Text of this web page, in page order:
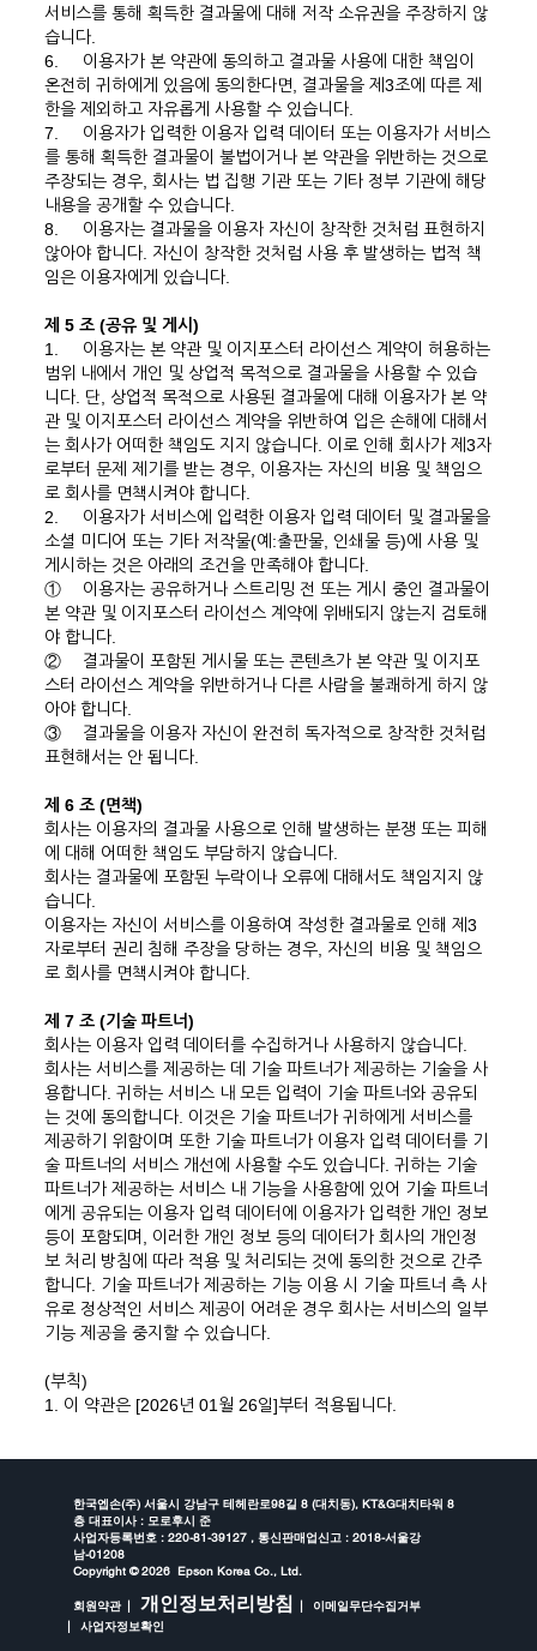
서비스를 통해 획득한 결과물에 대해 저작 소유권을 주장하지 않
습니다.
6.
이용자가 본 약관에 동의하고 결과물 사용에 대한 책임이
온전히 귀하에게 있음에 동의한다면, 결과물을 제3조에 따른 제
한을 제외하고 자유롭게 사용할 수 있습니다.
7.
이용자가 입력한 이용자 입력 데이터 또는 이용자가 서비스
를 통해 획득한 결과물이 불법이거나 본 약관을 위반하는 것으로
주장되는 경우, 회사는 법 집행 기관 또는 기타 정부 기관에 해당
내용을 공개할 수 있습니다.
8.
이용자는 결과물을 이용자 자신이 창작한 것처럼 표현하지
않아야 합니다. 자신이 창작한 것처럼 사용 후 발생하는 법적 책
임은 이용자에게 있습니다.
제 5 조 (공유 및 게시)
1.
이용자는 본 약관 및 이지포스터 라이선스 계약이 허용하는
범위 내에서 개인 및 상업적 목적으로 결과물을 사용할 수 있습
니다. 단, 상업적 목적으로 사용된 결과물에 대해 이용자가 본 약
관 및 이지포스터 라이선스 계약을 위반하여 입은 손해에 대해서
는 회사가 어떠한 책임도 지지 않습니다. 이로 인해 회사가 제3자
로부터 문제 제기를 받는 경우, 이용자는 자신의 비용 및 책임으
로 회사를 면책시켜야 합니다.
2.
이용자가 서비스에 입력한 이용자 입력 데이터 및 결과물을
소셜 미디어 또는 기타 저작물(예:출판물, 인쇄물 등)에 사용 및
게시하는 것은 아래의 조건을 만족해야 합니다.
①
이용자는 공유하거나 스트리밍 전 또는 게시 중인 결과물이
본 약관 및 이지포스터 라이선스 계약에 위배되지 않는지 검토해
야 합니다.
②
결과물이 포함된 게시물 또는 콘텐츠가 본 약관 및 이지포
스터 라이선스 계약을 위반하거나 다른 사람을 불쾌하게 하지 않
아야 합니다.
③
결과물을 이용자 자신이 완전히 독자적으로 창작한 것처럼
표현해서는 안 됩니다.
제 6 조 (면책)
회사는 이용자의 결과물 사용으로 인해 발생하는 분쟁 또는 피해
에 대해 어떠한 책임도 부담하지 않습니다.
회사는 결과물에 포함된 누락이나 오류에 대해서도 책임지지 않
습니다.
이용자는 자신이 서비스를 이용하여 작성한 결과물로 인해 제3
자로부터 권리 침해 주장을 당하는 경우, 자신의 비용 및 책임으
로 회사를 면책시켜야 합니다.
제 7 조 (기술 파트너)
회사는 이용자 입력 데이터를 수집하거나 사용하지 않습니다.
회사는 서비스를 제공하는 데 기술 파트너가 제공하는 기술을 사
용합니다. 귀하는 서비스 내 모든 입력이 기술 파트너와 공유되
는 것에 동의합니다. 이것은 기술 파트너가 귀하에게 서비스를
제공하기 위함이며 또한 기술 파트너가 이용자 입력 데이터를 기
술 파트너의 서비스 개선에 사용할 수도 있습니다. 귀하는 기술
파트너가 제공하는 서비스 내 기능을 사용함에 있어 기술 파트너
에게 공유되는 이용자 입력 데이터에 이용자가 입력한 개인 정보
등이 포함되며, 이러한 개인 정보 등의 데이터가 회사의 개인정
보 처리 방침에 따라 적용 및 처리되는 것에 동의한 것으로 간주
합니다. 기술 파트너가 제공하는 기능 이용 시 기술 파트너 측 사
유로 정상적인 서비스 제공이 어려운 경우 회사는 서비스의 일부
기능 제공을 중지할 수 있습니다.
(부칙)
1. 이 약관은 [2026년 01월 26일]부터 적용됩니다.
한국엡손(주) 서울시 강남구 테헤란로98길 8 (대치동), KT&G대치타워 8
층 대표이사 : 모로후시 준
사업자등록번호 : 220-81-39127 , 통신판매업신고 : 2018-서울강
남-01208
Copyright ©2026 Epson Korea Co., Ltd.
회원약관 개인정보처리방침
이메일무단수집거부
사업자정보확인